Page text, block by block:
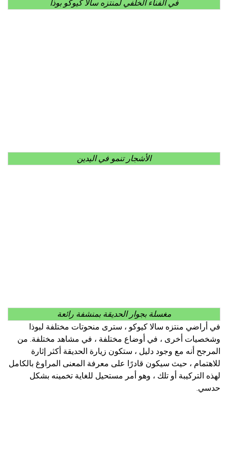
في الفناء الخلفي لمنتزه سالا كيوكو بوذا
الأشجار تنمو في اليدين
مغسلة بجوار الحديقة بمنشفة رائعة
في أراضي منتزه سالا كيوكو ، سترى منحوتات مختلفة لبوذا
وشخصيات أخرى ، في أوضاع مختلفة ، في مشاهد مختلفة. من
المرجح أنه مع وجود دليل ، ستكون زيارة الحديقة أكثر إثارة
للاهتمام ، حيث سيكون قادرًا على معرفة المعنى المراوغ بالكامل
لهذه التركيبة أو تلك ، وهو أمر مستحيل للغاية تخمينه بشكل
حدسي.